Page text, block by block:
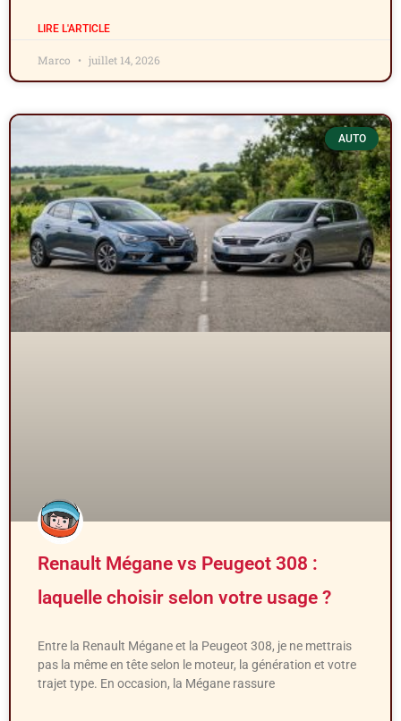
LIRE L'ARTICLE
Marco juillet 14, 2026
AUTO
Renault Mégane vs Peugeot 308 :
laquelle choisir selon votre usage ?
Entre la Renault Mégane et la Peugeot 308, je ne mettrais
pas la même en tête selon le moteur, la génération et votre
trajet type. En occasion, la Mégane rassure